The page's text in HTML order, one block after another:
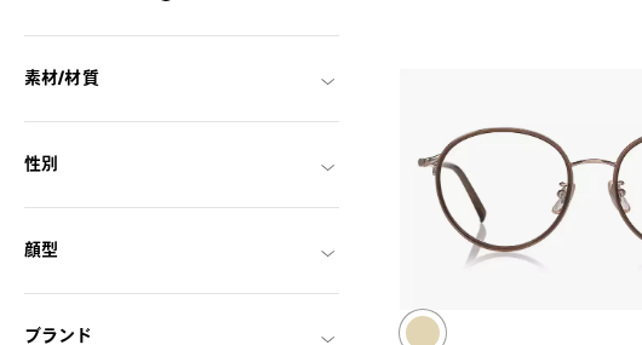
素材/材質
性別
顔型
ブランド